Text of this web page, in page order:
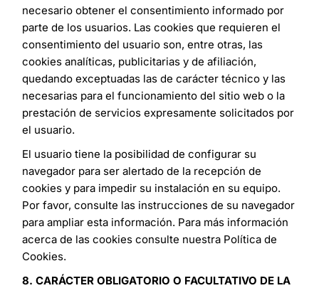
necesario obtener el consentimiento informado por
parte de los usuarios. Las cookies que requieren el
consentimiento del usuario son, entre otras, las
cookies analíticas, publicitarias y de afiliación,
quedando exceptuadas las de carácter técnico y las
necesarias para el funcionamiento del sitio web o la
prestación de servicios expresamente solicitados por
el usuario.
El usuario tiene la posibilidad de configurar su
navegador para ser alertado de la recepción de
cookies y para impedir su instalación en su equipo.
Por favor, consulte las instrucciones de su navegador
para ampliar esta información. Para más información
acerca de las cookies consulte nuestra Política de
Cookies.
8. CARÁCTER OBLIGATORIO O FACULTATIVO DE LA